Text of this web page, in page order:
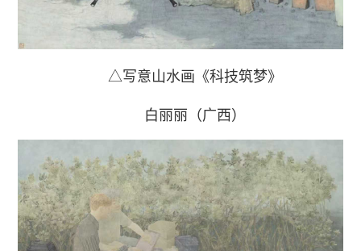
△写意山水画《科技筑梦》
白丽丽（广西）